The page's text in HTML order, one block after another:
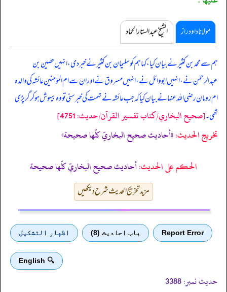
مولانا داود راز الشیخ عبدالستار الحماد
ہم سے محمد بن کثیر نے بیان کیا، کہا ہم کو سلیمان بن کثیر نے خبر دی، انہیں حصین بن
عبدالرحمٰن نے، انہیں ابووائل نے، انہیں مسروق نے اور ان سے ام المؤمنین عائشہ کی والدہ
ام رومان رضی اللہ عنہا نے بیان کیا کہجب عائشہ نے تہمت کی خبر سنی تو وہ بیہوش ہو کر گر پڑی
تھی۔[صحيح البخاري/كتاب تفسير القرآن/حدیث: 4751]
تخریج الحدیث:«أحاديث صحيح البخاريّ كلّها صحيحة»
الحكم على الحديث:أحاديث صحيح البخاريّ كلّها صحيحة
مزید تخریج الحدیث شرح دیکھیں
Report Error باب احادیث (8) اظهار التشكيل
🔍 English
حدیث نمبر: 3388